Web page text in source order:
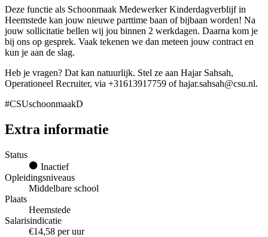
Deze functie als Schoonmaak Medewerker Kinderdagverblijf in
Heemstede kan jouw nieuwe parttime baan of bijbaan worden! Na
jouw sollicitatie bellen wij jou binnen 2 werkdagen. Daarna kom je
bij ons op gesprek. Vaak tekenen we dan meteen jouw contract en
kun je aan de slag.
Heb je vragen? Dat kan natuurlijk. Stel ze aan Hajar Sahsah,
Operationeel Recruiter, via +31613917759 of hajar.sahsah@csu.nl.
#CSUschoonmaakD
Extra informatie
Status
Inactief
Opleidingsniveaus
Middelbare school
Plaats
Heemstede
Salarisindicatie
€14,58 per uur